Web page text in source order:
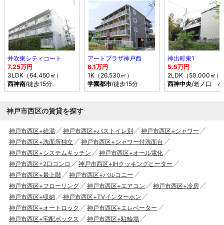
井吹東シティコート
7.25万円
3LDK（64.450㎡）
西神南/徒歩15分
アートプラザ神戸西
6.1万円
1K（26.530㎡）
学園都市/徒歩15分
神出町東1
5.5万円
2LDK（50.000㎡）
西神中央/老ノ口 バ
神戸市西区の賃貸を探す
神戸市西区+給湯 神戸市西区+バストイレ別
神戸市西区+シャワー
神戸市西区+洗面所独立
神戸市西区+シャワー付洗面台
神戸市西区+システムキッチン
神戸市西区+オール電化
神戸市西区+2口コンロ
神戸市西区+IHクッキングヒーター
神戸市西区+最上階
神戸市西区+バルコニー
神戸市西区+フローリング
神戸市西区+エアコン
神戸市西区+冷房
神戸市西区+収納
神戸市西区+TVインターホン
神戸市西区+オートロック
神戸市西区+エレベーター
神戸市西区+宅配ボックス
神戸市西区+駐輪場